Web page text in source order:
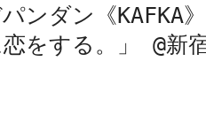
パンダン《KAFKA
恋をする。」 @新